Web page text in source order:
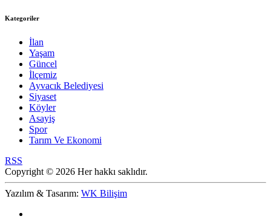
Kategoriler
İlan
Yaşam
Güncel
İlçemiz
Ayvacık Belediyesi
Siyaset
Köyler
Asayiş
Spor
Tarım Ve Ekonomi
RSS
Copyright © 2026 Her hakkı saklıdır.
Yazılım & Tasarım: WK Bilişim